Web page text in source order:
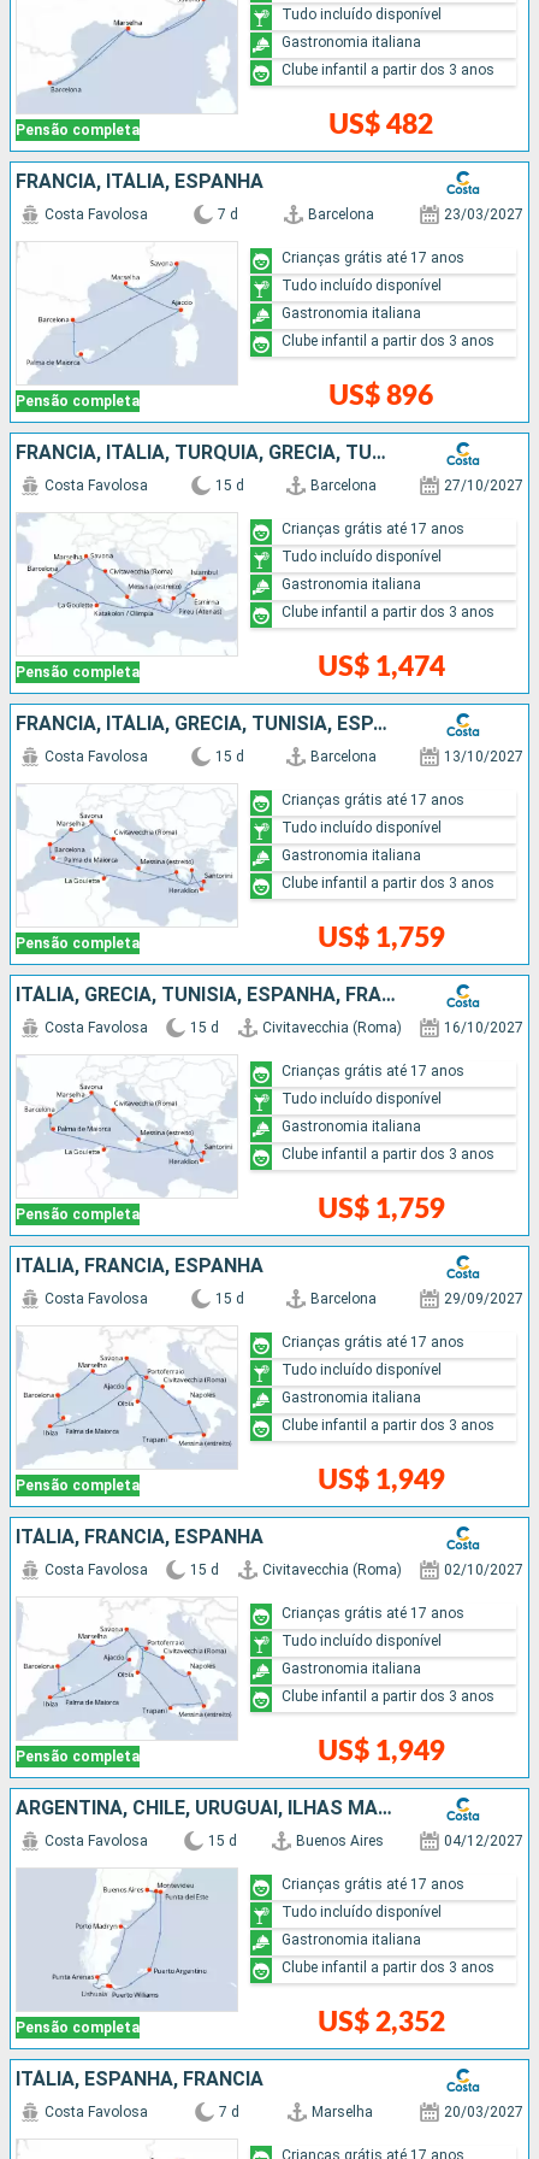
Pensão completa US$ 482
Tudo incluído disponível
Gastronomia italiana
Clube infantil a partir dos 3 anos
FRANCIA, ITÁLIA, ESPANHA
Pensão completa
Costa Favolosa 7 d Barcelona 23/03/2027
US$ 896
Crianças grátis até 17 anos
Tudo incluído disponível
Gastronomia italiana
Clube infantil a partir dos 3 anos
FRANCIA, ITÁLIA, TURQUIA, GRÉCIA, TUNÍSIA, ESPANHA
Pensão completa
Costa Favolosa 15 d Barcelona 27/10/2027
US$ 1,474
Crianças grátis até 17 anos
Tudo incluído disponível
Gastronomia italiana
Clube infantil a partir dos 3 anos
FRANCIA, ITÁLIA, GRÉCIA, TUNÍSIA, ESPANHA
Pensão completa
Costa Favolosa 15 d Barcelona 13/10/2027
US$ 1,759
Crianças grátis até 17 anos
Tudo incluído disponível
Gastronomia italiana
Clube infantil a partir dos 3 anos
ITÁLIA, GRÉCIA, TUNÍSIA, ESPANHA, FRANCIA
Pensão completa
Costa Favolosa 15 d Civitavecchia (Roma) 16/10/2027
US$ 1,759
Crianças grátis até 17 anos
Tudo incluído disponível
Gastronomia italiana
Clube infantil a partir dos 3 anos
ITÁLIA, FRANCIA, ESPANHA
Pensão completa
Costa Favolosa 15 d Barcelona 29/09/2027
US$ 1,949
Crianças grátis até 17 anos
Tudo incluído disponível
Gastronomia italiana
Clube infantil a partir dos 3 anos
ITÁLIA, FRANCIA, ESPANHA
Pensão completa
Costa Favolosa 15 d Civitavecchia (Roma) 02/10/2027
US$ 1,949
Crianças grátis até 17 anos
Tudo incluído disponível
Gastronomia italiana
Clube infantil a partir dos 3 anos
ARGENTINA, CHILE, URUGUAI, ILHAS MALVINAS
Pensão completa
Costa Favolosa 15 d Buenos Aires 04/12/2027
US$ 2,352
Crianças grátis até 17 anos
Tudo incluído disponível
Gastronomia italiana
Clube infantil a partir dos 3 anos
ITÁLIA, ESPANHA, FRANCIA
Costa Favolosa 7 d Marselha 20/03/2027
Crianças grátis até 17 anos